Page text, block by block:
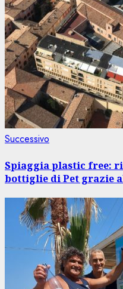
Successivo
Spiaggia plastic free:
bottiglie di Pet grazie